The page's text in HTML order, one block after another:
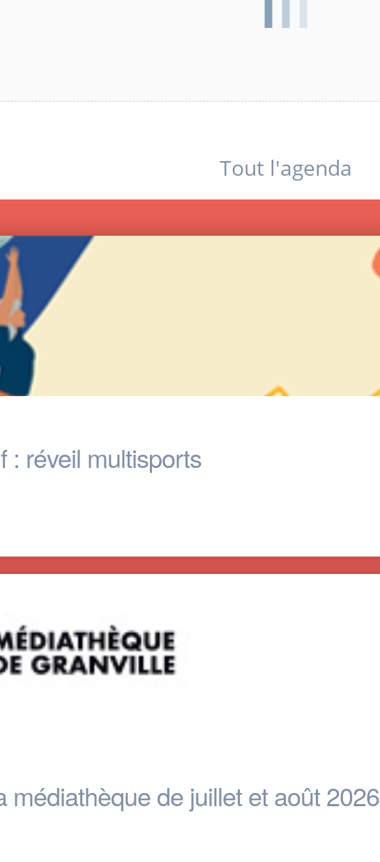
Tout l'agenda
: réveil multisports
médiathèque de juillet et août 2026